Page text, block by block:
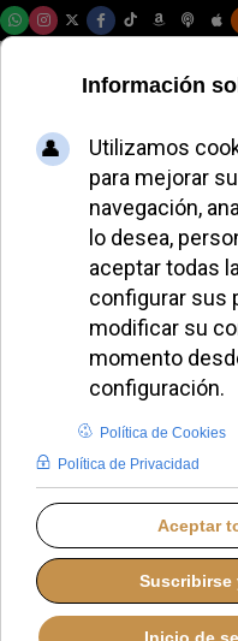
La
reducir
Huesca
un
contra